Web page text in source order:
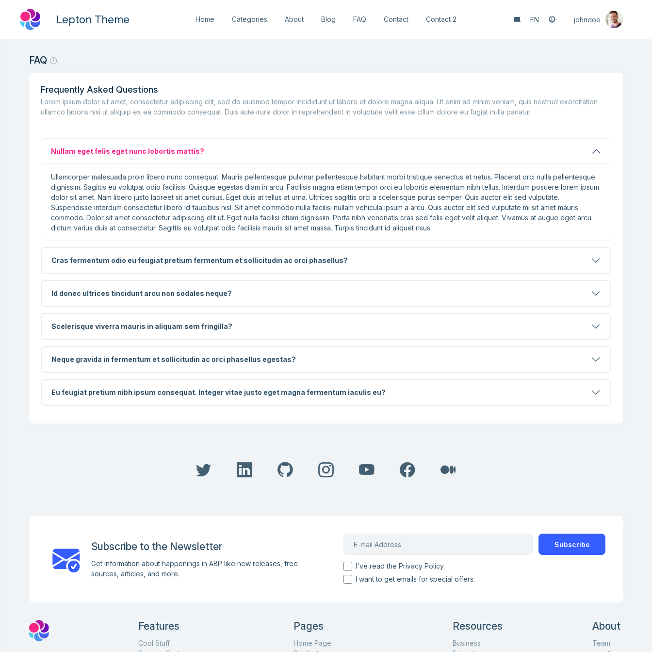
Lepton Theme Home Categories About Blog FAQ Contact Contact 2 EN johndoe
FAQ
Frequently Asked Questions
Lorem ipsum dolor sit amet, consectetur adipiscing elit, sed do eiusmod tempor incididunt ut labore et dolore magna aliqua. Ut enim ad minim veniam, quis nostrud exercitation
ullamco laboris nisi ut aliquip ex ea commodo consequat. Duis aute irure dolor in reprehenderit in voluptate velit esse cillum dolore eu fugiat nulla pariatur.
Nullam eget felis eget nunc lobortis mattis?
Ullamcorper malesuada proin libero nunc consequat. Mauris pellentesque pulvinar pellentesque habitant morbi tristique senectus et netus. Placerat orci nulla pellentesque
dignissim. Sagittis eu volutpat odio facilisis. Quisque egestas diam in arcu. Facilisis magna etiam tempor orci eu lobortis elementum nibh tellus. Interdum posuere lorem ipsum
dolor sit amet. Nam libero justo laoreet sit amet cursus. Eget duis at tellus at urna. Ultrices sagittis orci a scelerisque purus semper. Quis auctor elit sed vulputate.
Suspendisse interdum consectetur libero id faucibus nisl. Sit amet commodo nulla facilisi nullam vehicula ipsum a arcu. Quis auctor elit sed vulputate mi sit amet mauris
commodo. Dolor sit amet consectetur adipiscing elit ut. Eget nulla facilisi etiam dignissim. Porta nibh venenatis cras sed felis eget velit aliquet. Vivamus at augue eget arcu
dictum varius duis at consectetur. Sagittis eu volutpat odio facilisis mauris sit amet massa. Turpis tincidunt id aliquet risus.
Cras fermentum odio eu feugiat pretium fermentum et sollicitudin ac orci phasellus?
Id donec ultrices tincidunt arcu non sodales neque?
Scelerisque viverra mauris in aliquam sem fringilla?
Neque gravida in fermentum et sollicitudin ac orci phasellus egestas?
Eu feugiat pretium nibh ipsum consequat. Integer vitae justo eget magna fermentum iaculis eu?
Subscribe to the Newsletter
Get information about happenings in ABP like new releases, free
sources, articles, and more.
Subscribe
I've read the Privacy Policy.
I want to get emails for special offers.
Features
Cool Stuff
Pages
Home Page
Resources
Business
About
Team